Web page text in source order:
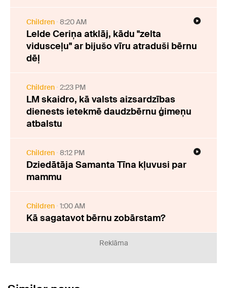
Children 8:20 AM
Lelde Ceriņa atklāj, kādu "zelta
vidusceļu" ar bijušo vīru atraduši bērnu
dēļ
Children 2:23 PM
LM skaidro, kā valsts aizsardzības
dienests ietekmē daudzbērnu ģimeņu
atbalstu
Children 8:12 PM
Dziedātāja Samanta Tīna kļuvusi par
mammu
Children 1:00 AM
Kā sagatavot bērnu zobārstam?
Reklāma